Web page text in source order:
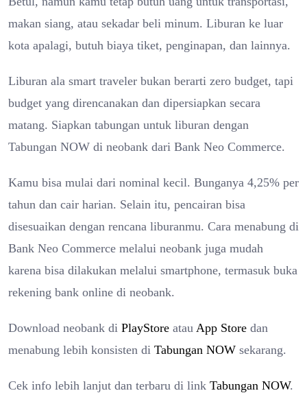
makan siang, atau sekadar beli minum. Liburan ke luar
kota apalagi, butuh biaya tiket, penginapan, dan lainnya.
Liburan ala smart traveler bukan berarti zero budget, tapi
budget yang direncanakan dan dipersiapkan secara
matang. Siapkan tabungan untuk liburan dengan
Tabungan NOW di neobank dari Bank Neo Commerce.
Kamu bisa mulai dari nominal kecil. Bunganya 4,25% per
tahun dan cair harian. Selain itu, pencairan bisa
disesuaikan dengan rencana liburanmu. Cara menabung di
Bank Neo Commerce melalui neobank juga mudah
karena bisa dilakukan melalui smartphone, termasuk buka
rekening bank online di neobank.
Download neobank di PlayStore atau App Store dan
menabung lebih konsisten di Tabungan NOW sekarang.
Cek info lebih lanjut dan terbaru di link Tabungan NOW.